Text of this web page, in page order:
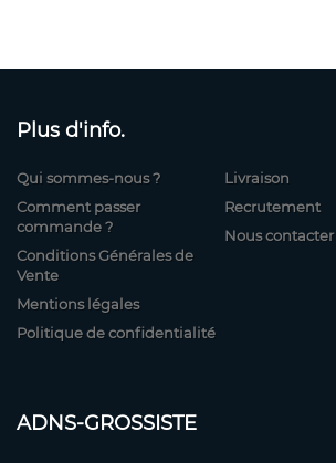
Plus d'info.
Qui sommes-nous ?
Comment passer
commande ?
Conditions Générales de
Vente
Mentions légales
Politique de confidentialité
Livraison
Recrutement
Nous contacter
ADNS-GROSSISTE